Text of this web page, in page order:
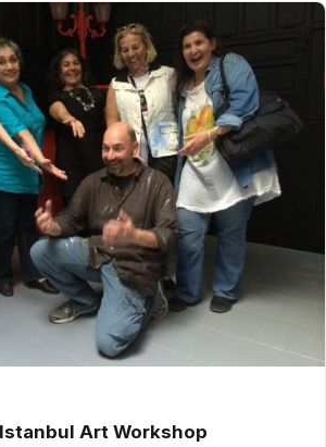
Davide Frisoni Istanbul Art Workshop